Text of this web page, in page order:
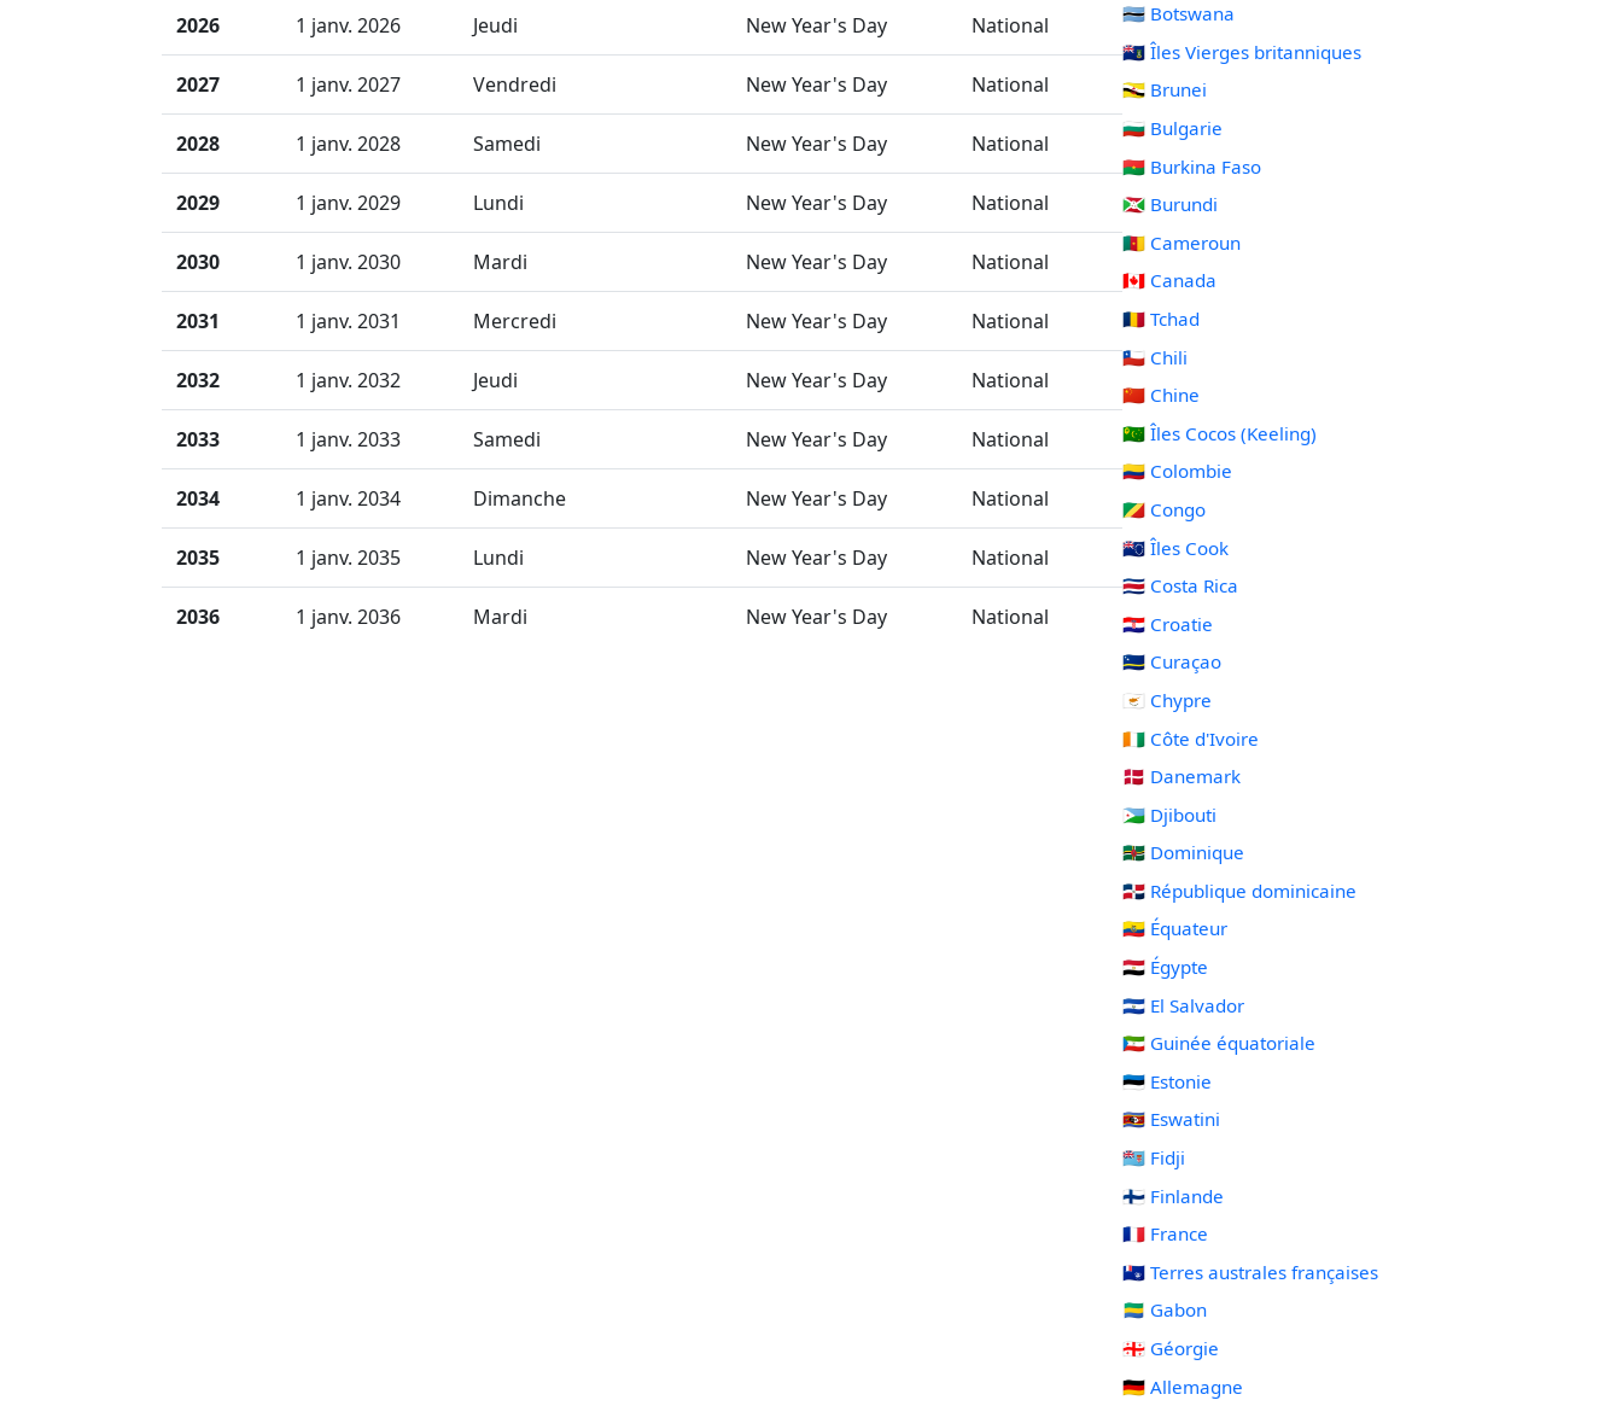
2026 1 janv. 2026 Jeudi New Year's Day National
2027 1 janv. 2027 Vendredi New Year's Day National
2028 1 janv. 2028 Samedi New Year's Day National
2029 1 janv. 2029 Lundi New Year's Day National
2030 1 janv. 2030 Mardi New Year's Day National
2031 1 janv. 2031 Mercredi New Year's Day National
2032 1 janv. 2032 Jeudi New Year's Day National
2033 1 janv. 2033 Samedi New Year's Day National
2034 1 janv. 2034 Dimanche New Year's Day National
2035 1 janv. 2035 Lundi New Year's Day National
2036 1 janv. 2036 Mardi New Year's Day National
🇧🇼 Botswana
🇻🇬 Îles Vierges britanniques
🇧🇳 Brunei
🇧🇬 Bulgarie
🇧🇫 Burkina Faso
🇧🇮 Burundi
🇨🇲 Cameroun
🇨🇦 Canada
🇹🇩 Tchad
🇨🇱 Chili
🇨🇳 Chine
🇨🇨 Îles Cocos (Keeling)
🇨🇴 Colombie
🇨🇬 Congo
🇨🇰 Îles Cook
🇨🇷 Costa Rica
🇭🇷 Croatie
🇨🇼 Curaçao
🇨🇾 Chypre
🇨🇮 Côte d'Ivoire
🇩🇰 Danemark
🇩🇯 Djibouti
🇩🇲 Dominique
🇩🇴 République dominicaine
🇪🇨 Équateur
🇪🇬 Égypte
🇸🇻 El Salvador
🇬🇶 Guinée équatoriale
🇪🇪 Estonie
🇸🇿 Eswatini
🇫🇯 Fidji
🇫🇮 Finlande
🇫🇷 France
🇹🇫 Terres australes françaises
🇬🇦 Gabon
🇬🇪 Géorgie
🇩🇪 Allemagne